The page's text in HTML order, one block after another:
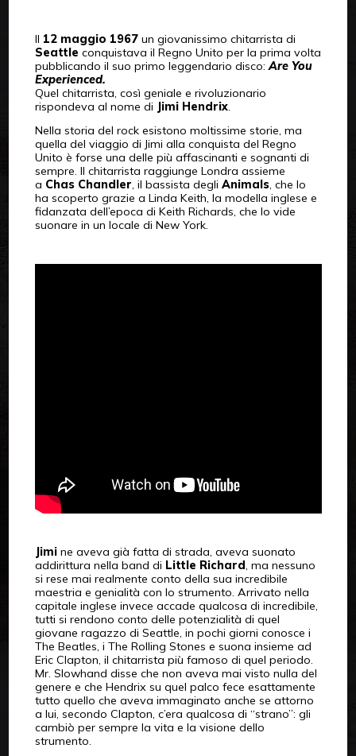
Il 12 maggio 1967un giovanissimo chitarrista di
Seattle conquistava il Regno Unito per la prima volta
pubblicando il suo primo leggendario disco:Are You
Experienced.
Quel chitarrista, così geniale e rivoluzionario
rispondeva al nome di Jimi Hendrix.
Nella storia del rock esistono moltissime storie, ma
quella del viaggio di Jimi alla conquista del Regno
Unito è forse una delle più affascinanti e sognanti di
sempre. Il chitarrista raggiunge Londra assieme
a Chas Chandler, il bassista degli Animals, che lo
ha scoperto grazie a Linda Keith, la modella inglese e
fidanzata dell’epoca di Keith Richards, che lo vide
suonare in un locale di New York.
Jimine aveva già fatta di strada, aveva suonato
addirittura nella band di Little Richard, ma nessuno
si rese mai realmente conto della sua incredibile
maestria e genialità con lo strumento. Arrivato nella
capitale inglese invece accade qualcosa di incredibile,
tutti si rendono conto delle potenzialità di quel
giovane ragazzo di Seattle, in pochi giorni conosce i
The Beatles, i The Rolling Stones e suona insieme ad
Eric Clapton, il chitarrista più famoso di quel periodo.
Mr. Slowhand disse che non aveva mai visto nulla del
genere e che Hendrix su quel palco fece esattamente
tutto quello che aveva immaginato anche se attorno
a lui, secondo Clapton, c’era qualcosa di “strano”: gli
cambiò per sempre la vita e la visione dello
strumento.